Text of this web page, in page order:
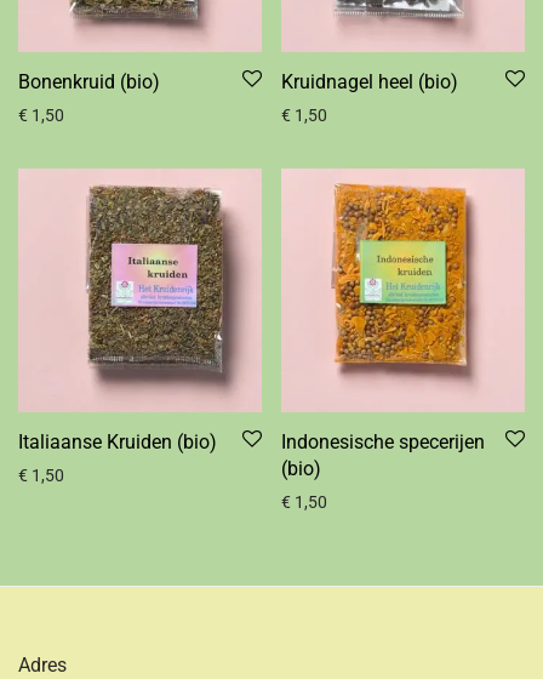
Bonenkruid (bio)
€ 1,50
Kruidnagel heel (bio)
€ 1,50
Italiaanse Kruiden (bio)
€ 1,50
Indonesische specerijen
(bio)
€ 1,50
Adres